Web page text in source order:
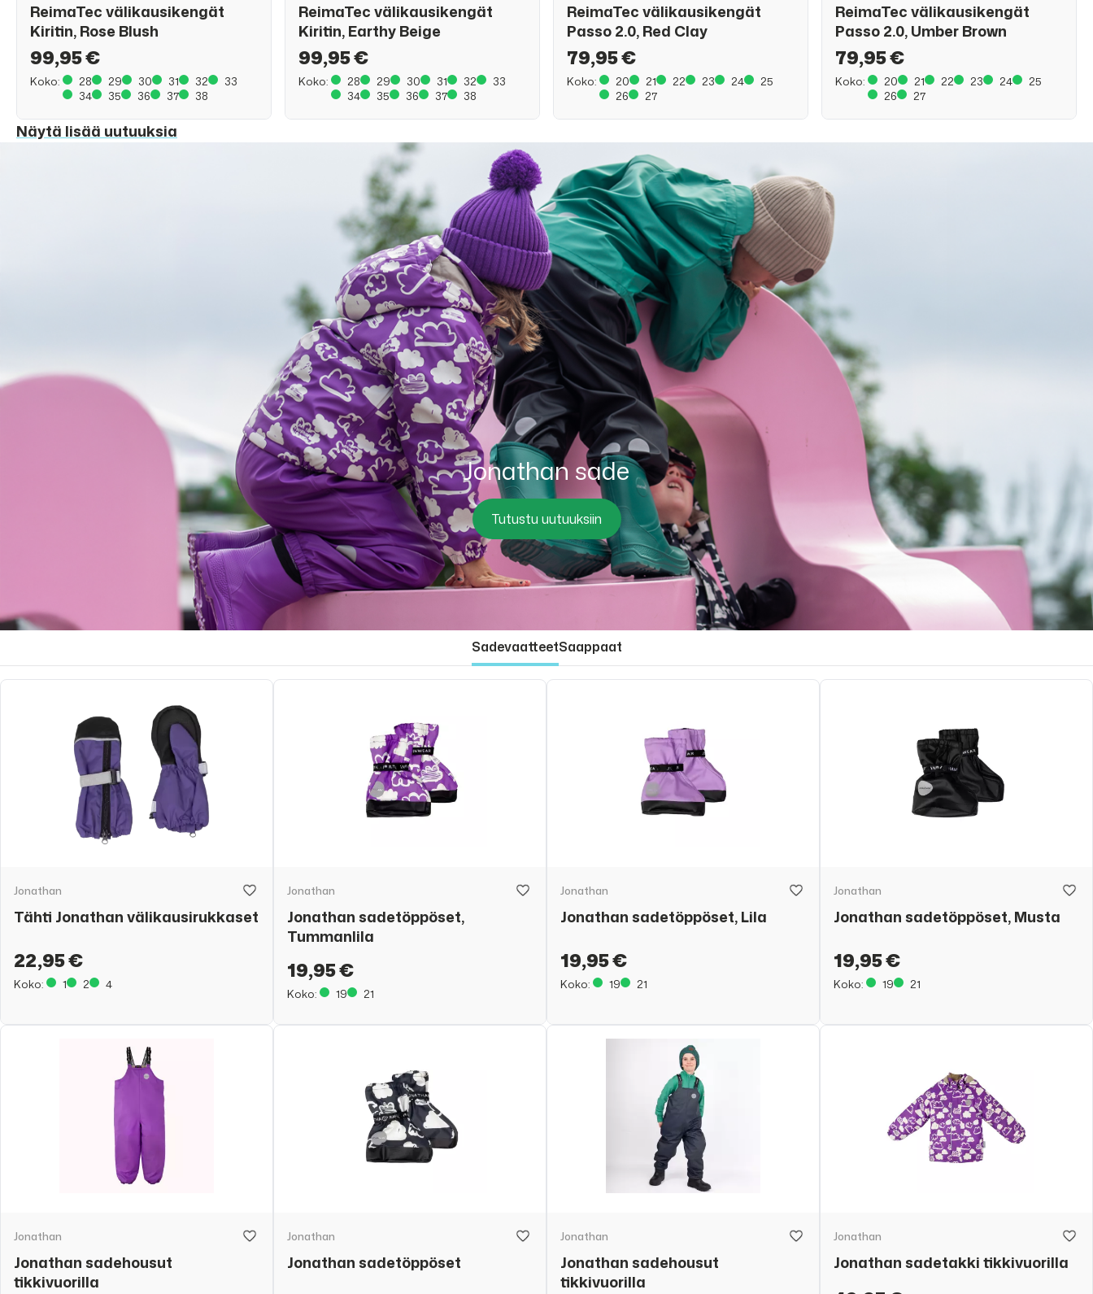
ReimaTec välikausikengät
Kiritin, Rose Blush
99,95 €
Koko: 28 29 30 31 32
33
34
35 36 37 38
ReimaTec välikausikengät
Kiritin, Earthy Beige
99,95 €
Koko: 28 29 30 31 32
33
34
35 36 37 38
ReimaTec välikausikengät
Passo 2.0, Red Clay
79,95 €
Koko: 20 21 22 23 24
25
26
27
ReimaTec välikausikengät
Passo 2.0, Umber Brown
79,95 €
Koko: 20 21 22 23 24
25
26
27
Näytä lisää uutuuksia
Jonathan sade
Tutustu uutuuksiin
SadevaatteetSaappaat
Jonathan
Tähti Jonathan välikausirukkaset
22,95 €
Koko: 1 2 4
Jonathan
Jonathan sadetöppöset,
Tummanlila
19,95 €
Koko: 19 21
Jonathan
Jonathan sadetöppöset, Lila
19,95 €
Koko: 19 21
Jonathan
Jonathan sadetöppöset, Musta
19,95 €
Koko: 19 21
Jonathan
Jonathan sadehousut
tikkivuorilla
Jonathan
Jonathan sadetöppöset
Jonathan
Jonathan sadehousut
tikkivuorilla
Jonathan
Jonathan sadetakki tikkivuorilla